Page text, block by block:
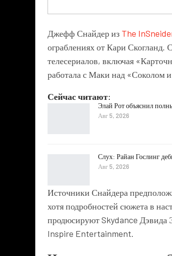
Джефф Снайдер из The
ограблениях от Кари Скогланд.
телесериалов, включая
работала с Маки над «Соколом
Сейчас читают:
Элай Рот объяснил
Авг 5, 2026
Слух: Райан Гослинг
Авг 5, 2026
Источники Снайдера
хотя подробностей сюжета в
продюсируют Skydance Дэвида
Inspire Entertainment.